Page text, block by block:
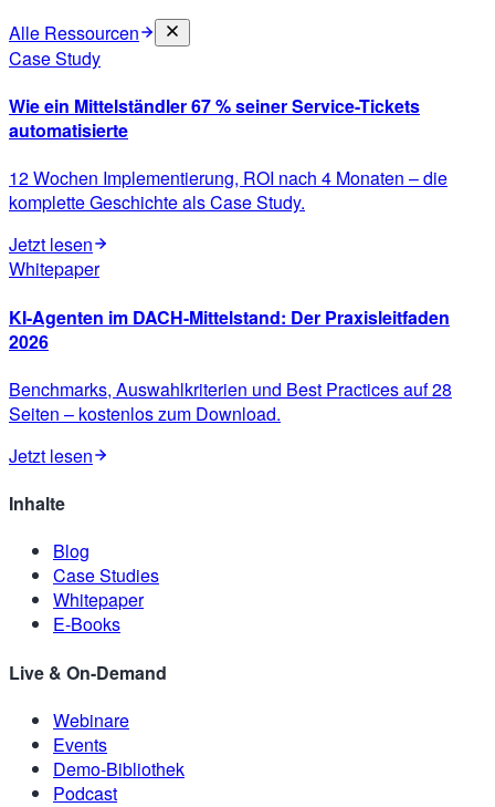
Alle Ressourcen
Case Study
Wie ein Mittelständler 67 % seiner Service-Tickets
automatisierte
12 Wochen Implementierung, ROI nach 4 Monaten – die
komplette Geschichte als Case Study.
Jetzt lesen
Whitepaper
KI-Agenten im DACH-Mittelstand: Der Praxisleitfaden
2026
Benchmarks, Auswahlkriterien und Best Practices auf 28
Seiten – kostenlos zum Download.
Jetzt lesen
Inhalte
Blog
Case Studies
Whitepaper
E-Books
Live & On-Demand
Webinare
Events
Demo-Bibliothek
Podcast